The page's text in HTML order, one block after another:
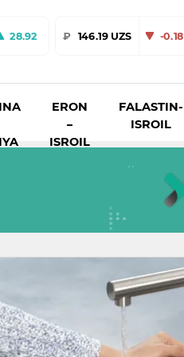
28.92 ₽ 146.19 UZS -0.18
ERON
–
ISROIL
FALASTIN-
ISROIL